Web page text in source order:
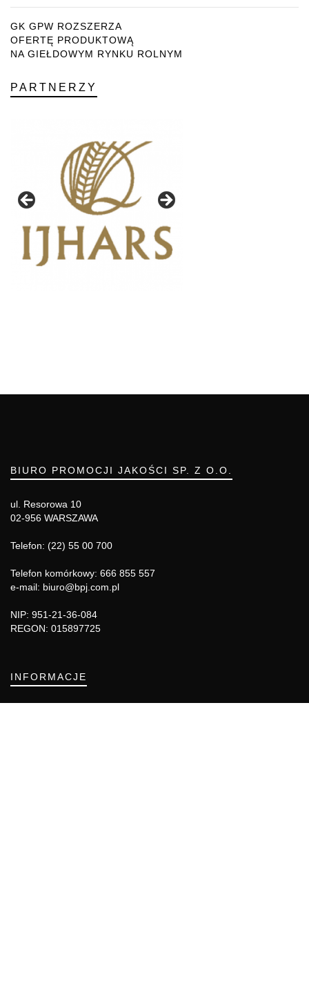
GK GPW ROZSZERZA
OFERTĘ PRODUKTOWĄ
NA GIEŁDOWYM RYNKU ROLNYM
PARTNERZY
BIURO PROMOCJI JAKOŚCI SP. Z O.O.
ul. Resorowa 10
02-956 WARSZAWA
Telefon: (22) 55 00 700
Telefon komórkowy: 666 855 557
e-mail: biuro@bpj.com.pl
NIP: 951-21-36-084
REGON: 015897725
INFORMACJE